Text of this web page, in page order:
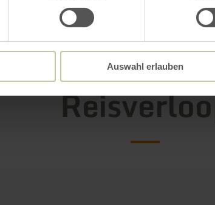
Auswahl erlauben